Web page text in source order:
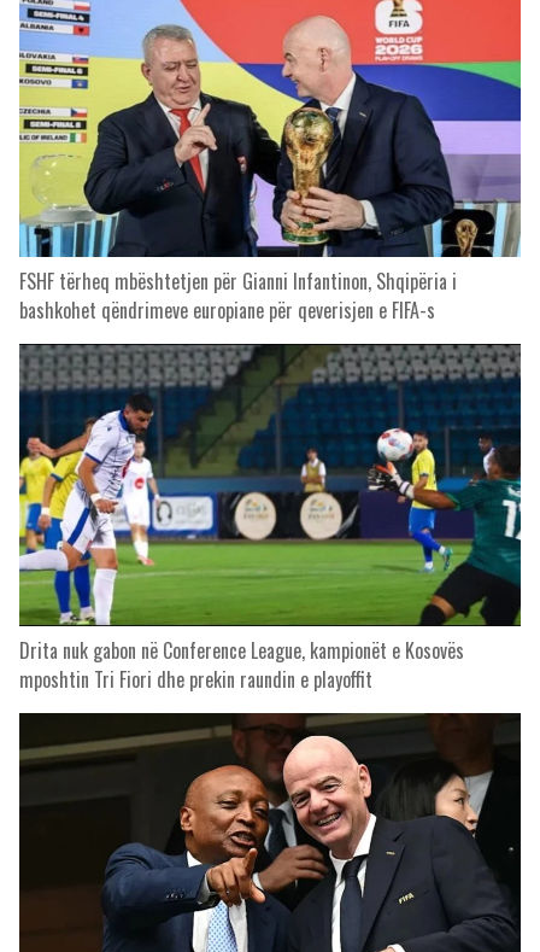
FSHF tërheq mbështetjen për Gianni Infantinon, Shqipëria i
bashkohet qëndrimeve europiane për qeverisjen e FIFA-s
Drita nuk gabon në Conference League, kampionët e Kosovës
mposhtin Tri Fiori dhe prekin raundin e playoffit